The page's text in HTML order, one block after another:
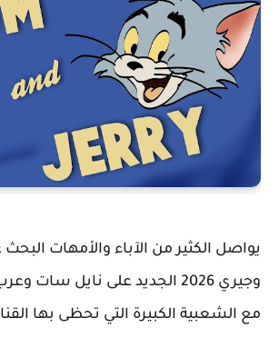
يواصل الكثير من الآباء والأمهات
وجيري 2026 الجديد على نايل
مع الشعبية الكبيرة التي تحظى بها